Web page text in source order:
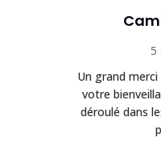
5
Un grand
votre
déroulé dans